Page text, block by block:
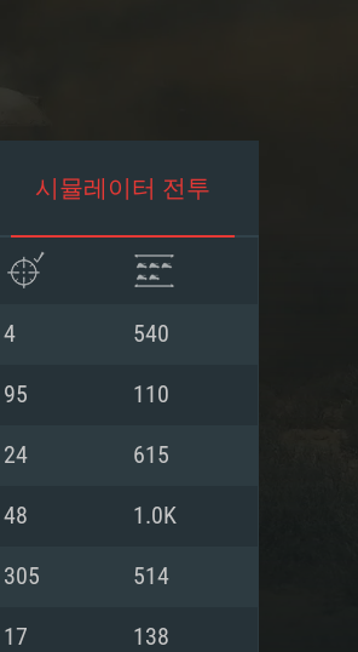
시뮬레이터 전투
4 540
95 110
24 615
48 1.0K
305 514
17 138